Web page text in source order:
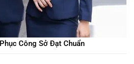
Công Sở Đạt Chuẩn